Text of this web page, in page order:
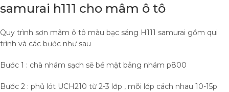
samurai h111 cho mâm ô tô
Quy trình sơn mâm ô tô màu bạc sáng H111 samurai gồm qui
trình và các bước như sau
Bước 1 : chà nhám sạch sẽ bề mặt bằng nhám p800
Bước 2 : phủ lót UCH210 từ 2-3 lớp , mỗi lớp cách nhau 10-15p